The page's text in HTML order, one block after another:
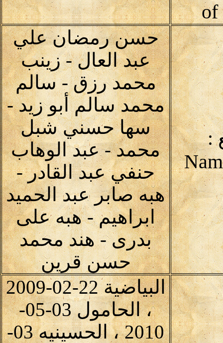
of
:
حسن رمضان علي
عبد العال - زينب
محمد رزق - سالم
محمد سالم أبو زيد -
سها حسني شبل
محمد - عبد الوهاب
حنفي عبد القادر -
هبه صابر عبد الحميد
ابراهيم - هبه على
بدرى - هند محمد
حسن قرين
البياضية 22-02-2009
، الحامول 03-05-
2010 ، الحسينيه 03-